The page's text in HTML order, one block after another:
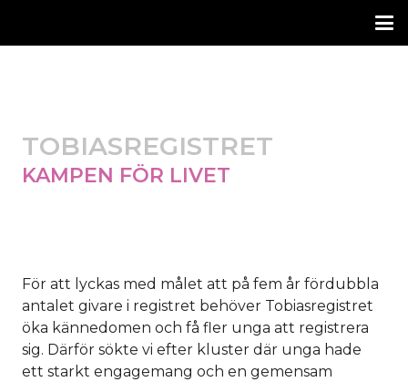
TOBIASREGISTRET
KAMPEN FÖR LIVET
För att lyckas med målet att på fem år fördubbla
antalet givare i registret behöver Tobiasregistret
öka kännedomen och få fler unga att registrera
sig. Därför sökte vi efter kluster där unga hade
ett starkt engagemang och en gemensam